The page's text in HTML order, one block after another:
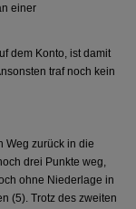
einer
dem Konto, ist damit
traf noch kein
Weg zurück in die
drei Punkte weg,
ohne Niederlage in
(5). Trotz des zweiten